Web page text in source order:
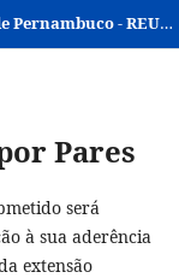
Revista de Extensão da Universidade de Pernambuco - REUPE
Pares
será
à sua aderência
extensão